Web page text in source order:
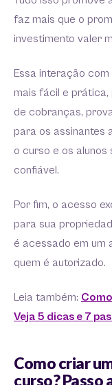
faz mais que o
investimento valer
Essa interação
mais fácil e prática,
de cobranças,
para os assinantes
o curso e os
confiável.
Por fim, o acesso
para sua
é acessado em um
quem é autorizado.
Leia também:
Veja 5 dicas e 7
Como criar
curso? Passo